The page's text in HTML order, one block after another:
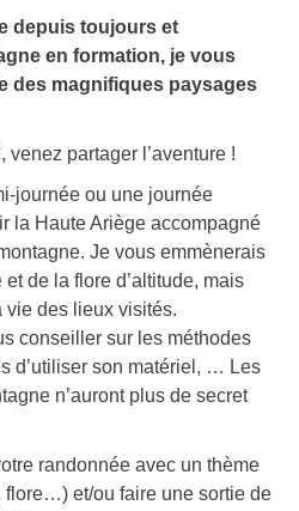
depuis toujours et
en formation, je vous
des magnifiques paysages
venez partager l’aventure !
journée ou une journée
la Haute Ariège accompagné
Je vous emmènerais
de la flore d’altitude, mais
vie des lieux visités.
conseiller sur les méthodes
d’utiliser son matériel, … Les
n’auront plus de secret
randonnée avec un thème
flore…) et/ou faire une sortie de